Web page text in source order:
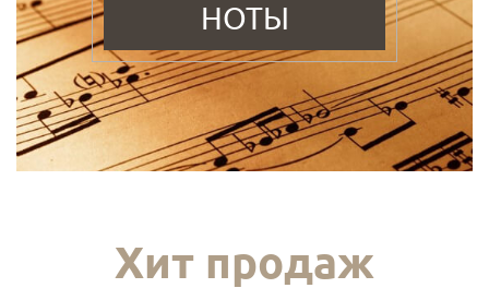
НОТЫ
Хит продаж